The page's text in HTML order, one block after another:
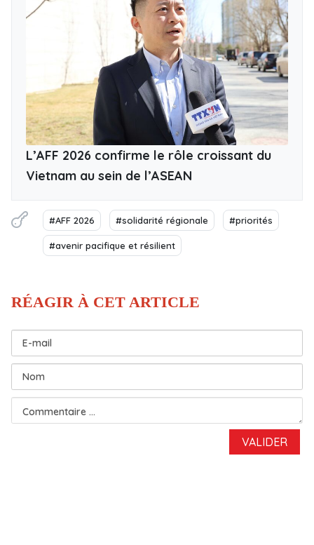
L’AFF 2026 confirme le rôle croissant du
Vietnam au sein de l’ASEAN
#AFF 2026 #solidarité régionale #priorités
#avenir pacifique et résilient